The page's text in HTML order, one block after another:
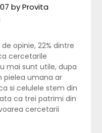
byProvita
opinie, 22% dintre
cercetarile
mai sunt utile, dupa
pielea umana ar
si celulele stem din
ca trei patrimi din
cercetarii